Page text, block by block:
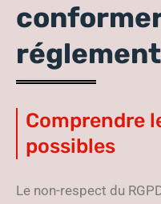
Comprendre
possibles
Le non-respect du